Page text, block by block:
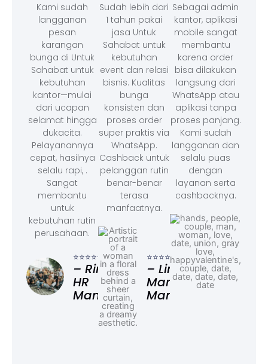
Kami sudah
langganan
pesan
karangan
bunga di Untuk
Sahabat untuk
kebutuhan
kantor—mulai
dari ucapan
selamat hingga
dukacita.
Pelayanannya
cepat, hasilnya
selalu rapi, .
Sangat
membantu
untuk
kebutuhan rutin
perusahaan.
⭐⭐⭐⭐⭐
– Rina,
HR
Manager
Sudah lebih dari
1 tahun pakai
jasa Untuk
Sahabat untuk
kebutuhan
event dan relasi
bisnis. Kualitas
bunga
konsisten dan
proses order
super praktis via
WhatsApp.
Cashback untuk
pelanggan rutin
benar-benar
terasa
manfaatnya.
⭐⭐⭐⭐⭐
– Linda,
Marketing
Manager
Sebagai admin
kantor, aplikasi
mobile sangat
membantu
karena order
bisa dilakukan
langsung dari
WhatsApp atau
aplikasi tanpa
proses panjang.
Kami sudah
langganan dan
selalu puas
dengan
layanan serta
cashbacknya.